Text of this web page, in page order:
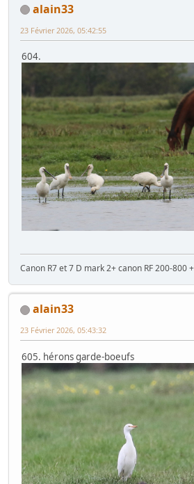
alain33
23 Février 2026, 05:42:55
604.
Canon R7 et 7 D mark 2+ canon RF 200-800
alain33
23 Février 2026, 05:43:32
605. hérons garde-boeufs